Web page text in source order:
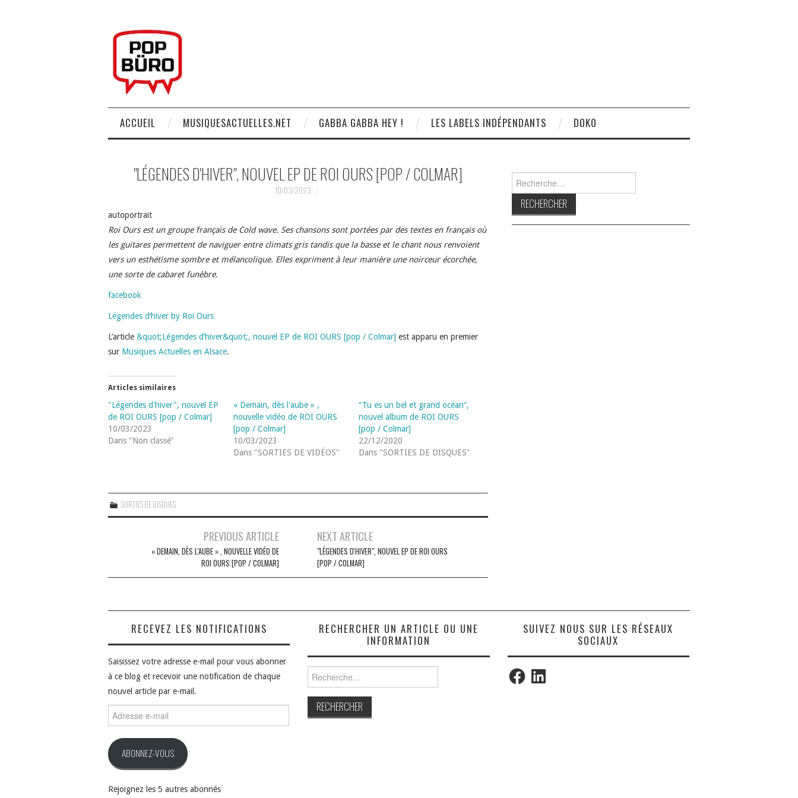
ACCUEIL MUSIQUESACTUELLES.NET GABBA GABBA HEY ! LES LABELS INDÉPENDANTS DOKO
"LÉGENDES D'HIVER", NOUVEL EP DE ROI OURS [POP / COLMAR]
10/03/2023
autoportrait
Roi Ours est un groupe français de Cold wave. Ses chansons sont portées par des textes en français où
les guitares permettent de naviguer entre climats gris tandis que la basse et le chant nous renvoient
vers un esthétisme sombre et mélancolique. Elles expriment à leur manière une noirceur écorchée,
une sorte de cabaret funèbre.
facebook
Légendes d’hiver by Roi Ours
L’article &quot;Légendes d’hiver&quot;, nouvel EP de ROI OURS [pop / Colmar] est apparu en premier
sur Musiques Actuelles en Alsace.
Articles similaires
"Légendes d'hiver", nouvel EP
de ROI OURS [pop / Colmar]
10/03/2023
Dans "Non classé"
« Demain, dès l'aube » ,
nouvelle vidéo de ROI OURS
[pop / Colmar]
10/03/2023
Dans "SORTIES DE VIDÉOS"
“Tu es un bel et grand océan”,
nouvel album de ROI OURS
[pop / Colmar]
22/12/2020
Dans "SORTIES DE DISQUES"
SORTIES DE DISQUES
PREVIOUS ARTICLE
« DEMAIN, DÈS L'AUBE » , NOUVELLE VIDÉO DE
ROI OURS [POP / COLMAR]
NEXT ARTICLE
"LÉGENDES D'HIVER", NOUVEL EP DE ROI OURS
[POP / COLMAR]
RECEVEZ LES NOTIFICATIONS
Saisissez votre adresse e-mail pour vous abonner
à ce blog et recevoir une notification de chaque
nouvel article par e-mail.
e-
ABONNEZ-VOUS
Rejoignez les 5 autres abonnés
RECHERCHER UN ARTICLE OU UNE
INFORMATION
SUIVEZ NOUS SUR LES RÉSEAUX
SOCIAUX
FacebookLinkedIn